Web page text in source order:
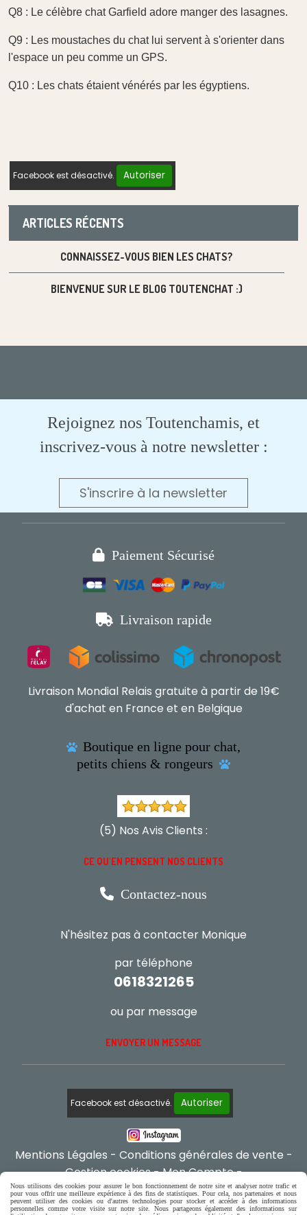
Q8 : Le célèbre chat Garfield adore manger des lasagnes.
Q9 : Les moustaches du chat lui servent à s'orienter dans
l'espace un peu comme un GPS.
Q10 : Les chats étaient vénérés par les égyptiens.
Facebook est désactivé. Autoriser
ARTICLES RÉCENTS
CONNAISSEZ-VOUS BIEN LES CHATS?
BIENVENUE SUR LE BLOG TOUTENCHAT :)
Rejoignez nos Toutenchamis, et
inscrivez-vous à notre newsletter :
S'inscrire à la newsletter
 Paiement Sécurisé
 Livraison rapide
Livraison Mondial Relais gratuite à partir de 19€
d'achat en France et en Belgique
 Boutique en ligne pour chat,
petits chiens & rongeurs

(5) Nos Avis Clients :
CE QU'EN PENSENT NOS CLIENTS
 Contactez-nous
N'hésitez pas à contacter Monique
par téléphone
0618321265
ou par message
ENVOYER UN MESSAGE
Facebook est désactivé. Autoriser
Mentions Légales
Conditions générales de vente
Gestion cookies
Mon Compte
Créer un site internet
Nous utilisons des cookies pour assurer le bon fonctionnement de notre site et analyser notre trafic et
pour vous offrir une meilleure expérience à des fins de statistiques. Pour cela, nos partenaires et nous
peuvent utiliser des cookies ou d'autres technologies pour stocker et accéder à des informations
personnelles comme votre visite sur notre site. Nous partageons également des informations sur